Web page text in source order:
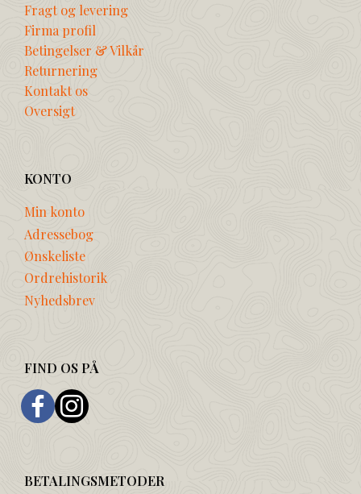
Fragt og levering
Firma profil
Betingelser & Vilkår
Returnering
Kontakt os
Oversigt
KONTO
Min konto
Adressebog
Ønskeliste
Ordrehistorik
Nyhedsbrev
FIND OS PÅ
BETALINGSMETODER